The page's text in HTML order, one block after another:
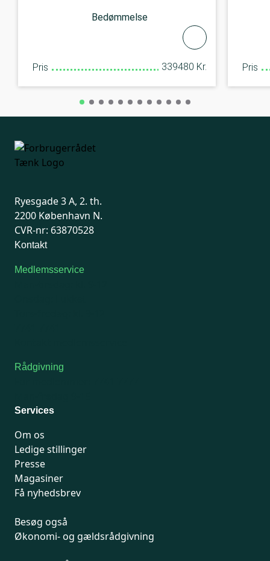
Bedømmelse
Pris 339480 Kr. Pris
Ryesgade 3 A, 2. th.
2200 København N.
CVR-nr: 63870528
Kontakt
Medlemsservice
Rådgivning
Services
Om os
Ledige stillinger
Presse
Magasiner
Få nyhedsbrev
Besøg også
Økonomi- og gældsrådgivning